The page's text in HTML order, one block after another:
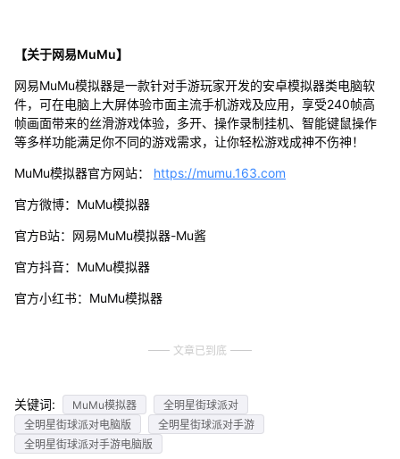
【关于网易MuMu】
网易MuMu模拟器是一款针对手游玩家开发的安卓模拟器类电脑软
件，可在电脑上大屏体验市面主流手机游戏及应用，享受240帧高
帧画面带来的丝滑游戏体验，多开、操作录制挂机、智能键鼠操作
等多样功能满足你不同的游戏需求，让你轻松游戏成神不伤神！
MuMu模拟器官方网站： https://mumu.163.com
官方微博：MuMu模拟器
官方B站：网易MuMu模拟器-Mu酱
官方抖音：MuMu模拟器
官方小红书：MuMu模拟器
文章已到底
关键词: MuMu模拟器
全明星街球派对
全明星街球派对电脑版
全明星街球派对手游
全明星街球派对手游电脑版